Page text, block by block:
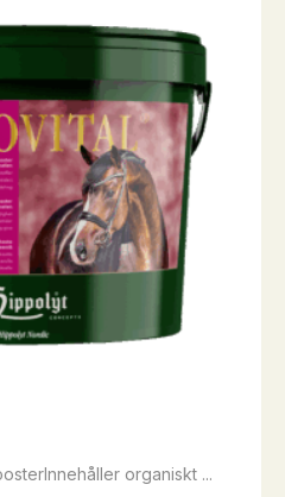
organiskt ...